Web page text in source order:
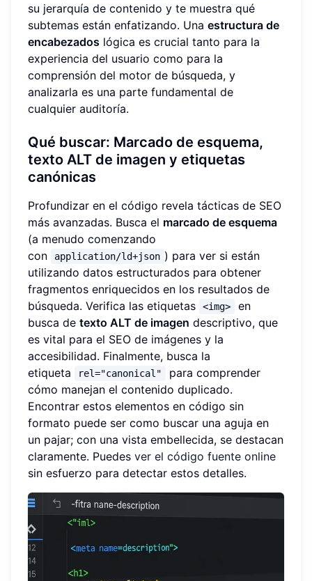
su jerarquía de contenido y te muestra qué
subtemas están enfatizando. Una estructura de
encabezados lógica es crucial tanto para la
experiencia del usuario como para la
comprensión del motor de búsqueda, y
analizarla es una parte fundamental de
cualquier auditoría.
Qué buscar: Marcado de esquema,
texto ALT de imagen y etiquetas
canónicas
Profundizar en el código revela tácticas de SEO
más avanzadas. Busca el marcado de esquema
(a menudo comenzando
con
application/ld+json ) para ver si están
utilizando datos estructurados para obtener
fragmentos enriquecidos en los resultados de
búsqueda. Verifica las etiquetas
<img>
en
busca de texto ALT de imagen descriptivo, que
es vital para el SEO de imágenes y la
accesibilidad. Finalmente, busca la
etiqueta
rel="canonical"
para comprender
cómo manejan el contenido duplicado.
Encontrar estos elementos en código sin
formato puede ser como buscar una aguja en
un pajar; con una vista embellecida, se destacan
claramente. Puedes ver el código fuente online
sin esfuerzo para detectar estos detalles.